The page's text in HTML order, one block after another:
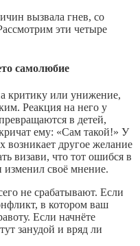
вызвала гнев, со
эти четыре
самолюбие
критику или унижение,
Реакция на него у
в детей,
ему: «Сам такой!» У
другое желание
визави, что тот ошибся в
изменил своё мнение.
не срабатывают. Если
в котором ваш
Если начнёте
занудой и вряд ли